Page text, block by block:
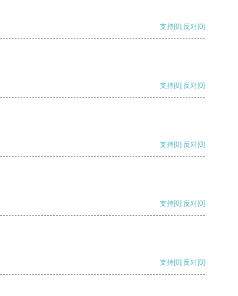
支持[0] 反对[0]
支持[0] 反对[0]
支持[0] 反对[0]
支持[0] 反对[0]
支持[0] 反对[0]